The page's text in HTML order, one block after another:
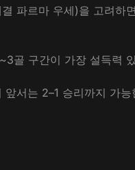
파르마 우세)을 고려하
골 구간이 가장 설득력
서는 2–1 승리까지 가